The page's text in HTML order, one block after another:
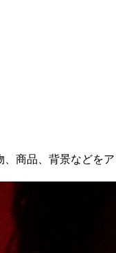
商品、背景など